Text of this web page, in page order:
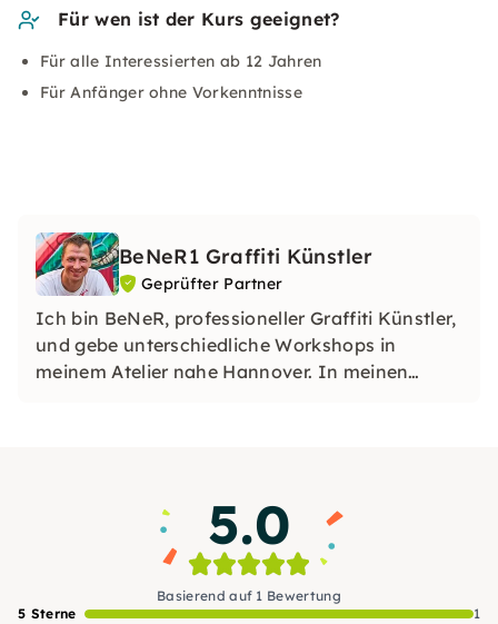
Für wen ist der Kurs geeignet?
Für alle Interessierten ab 12 Jahren
Für Anfänger ohne Vorkenntnisse
BeNeR1 Graffiti Künstler
Geprüfter Partner
Ich bin BeNeR, professioneller Graffiti Künstler,
und gebe unterschiedliche Workshops in
meinem Atelier nahe Hannover. In meinen
5.0
Basierend auf 1 Bewertung
5 Sterne
1